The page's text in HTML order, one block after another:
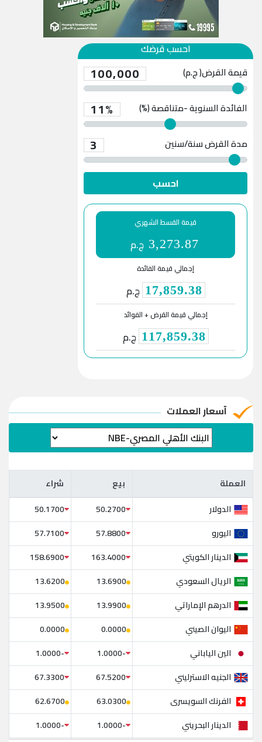
احسب قرضك
قيمة القرض( ج.م) 100,000
الفائدة السنوية -متناقصة (%) 11%
مدة القرض 3 سنة/سنين
احسب
قيمة القسط الشهري
3,273.87 ج.م
إجمالي قيمة الفائدة
17,859.38 ج.م
إجمالي قيمة القرض + الفوائد
117,859.38 ج.م
آسعار العملات
العملة بيع شراء العملة بيع
شراء
الدولار
50.2700
50.1700
اليورو
57.8800
57.7100
الدينار الكويتي
163.4000
158.6900
الريال السعودي
13.6900
13.6200
الدرهم الإماراتي
13.9900
13.9500
اليوان الصيني
0.0000
0.0000
الين الياباني
-1.0000
-1.0000
الجنيه الاسترليني
67.5200
67.3300
الفرنك السويسرى
63.0300
62.6700
الدينار البحريني
-1.0000
-1.0000